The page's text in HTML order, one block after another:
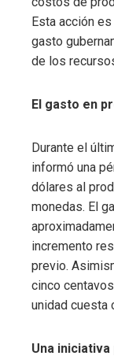
Esta acción
gasto
de los
El gasto en
Durante el
informó una
dólares al
monedas. El
incremento
previo.
cinco
unidad cuesta
Una